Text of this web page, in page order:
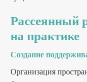
Рассеянный
на практике
Создание
Организация